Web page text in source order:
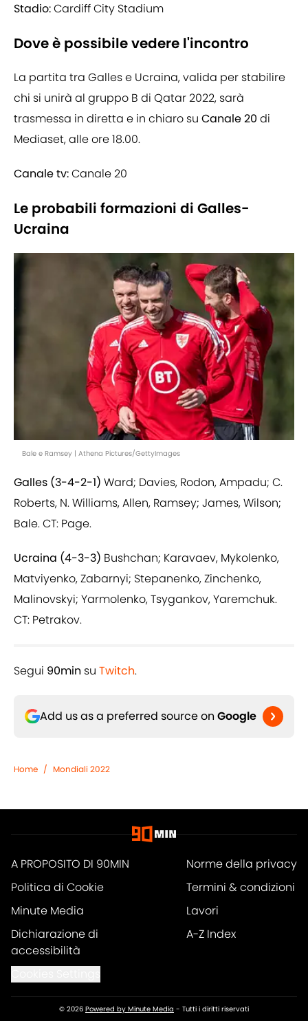
Stadio:Cardiff City Stadium
Dove è possibile vedere l'incontro
La partita tra Galles e Ucraina, valida per stabilire
chi si unirà al gruppo B di Qatar 2022, sarà
trasmessa in diretta e in chiaro su Canale 20 di
Mediaset, alle ore 18.00.
Canale tv:Canale 20
Le probabili formazioni di Galles-
Ucraina
Bale e Ramsey | Athena Pictures/GettyImages
Galles (3-4-2-1) Ward; Davies, Rodon, Ampadu; C.
Roberts, N. Williams, Allen, Ramsey; James, Wilson;
Bale. CT: Page.
Ucraina (4-3-3) Bushchan; Karavaev, Mykolenko,
Matviyenko, Zabarnyi; Stepanenko, Zinchenko,
Malinovskyi; Yarmolenko, Tsygankov, Yaremchuk.
CT: Petrakov.
Segui 90min su Twitch.
Add us as a preferred source on Google
Home / Mondiali 2022
A PROPOSITO DI 90MIN
Norme della privacy
Politica di Cookie
Termini & condizioni
Minute Media
Lavori
Dichiarazione di
accessibilità
A-Z Index
© 2026 Powered by Minute Media - Tutti i diritti riservati